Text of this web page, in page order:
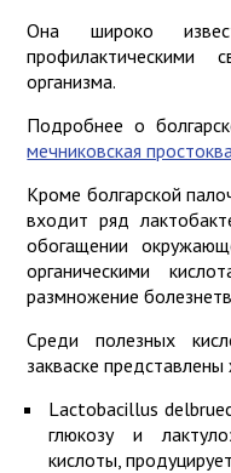
Она широко
профилактическими
организма.
Подробнее о
мечниковская
Кроме болгарской
входит ряд
обогащении
органическими
размножение
Среди полезных
закваске
Lactobacillus
глюкозу и
кислоты,